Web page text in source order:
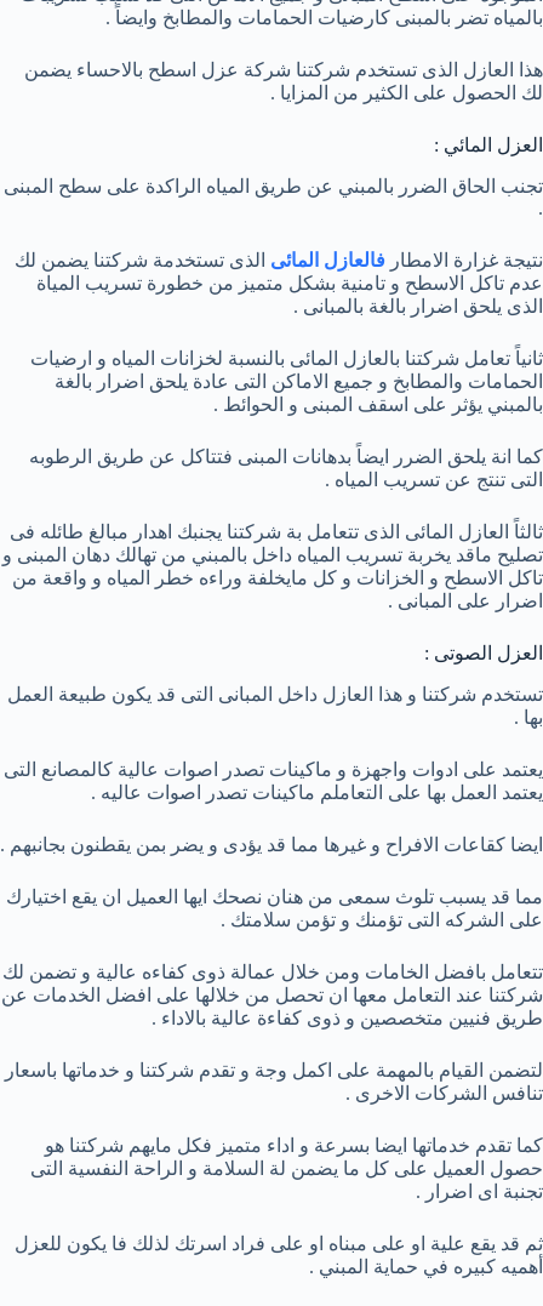
بالمياه تضر بالمبنى كارضيات الحمامات والمطابخ وايضاً .
هذا العازل الذى تستخدم شركتنا شركة عزل اسطح بالاحساء يضمن
لك الحصول على الكثير من المزايا .
العزل المائي :
تجنب الحاق الضرر بالمبني عن طريق المياه الراكدة على سطح المبنى
.
نتيجة غزارة الامطار فالعازل المائى الذى تستخدمة شركتنا يضمن لك
عدم تاكل الاسطح و تامنية بشكل متميز من خطورة تسريب المياة
الذى يلحق اضرار بالغة بالمبانى .
ثانياً تعامل شركتنا بالعازل المائى بالنسبة لخزانات المياه و ارضيات
الحمامات والمطابخ و جميع الاماكن التى عادة يلحق اضرار بالغة
بالمبني يؤثر على اسقف المبنى و الحوائط .
كما انة يلحق الضرر ايضاً بدهانات المبنى فتتاكل عن طريق الرطوبه
التى تنتج عن تسريب المياه .
ثالثاً العازل المائى الذى تتعامل بة شركتنا يجنبك اهدار مبالغ طائله فى
تصليح ماقد يخربة تسريب المياه داخل بالمبني من تهالك دهان المبنى و
تاكل الاسطح و الخزانات و كل مايخلفة وراءه خطر المياه و واقعة من
اضرار على المبانى .
العزل الصوتى :
تستخدم شركتنا و هذا العازل داخل المبانى التى قد يكون طبيعة العمل
بها .
يعتمد على ادوات واجهزة و ماكينات تصدر اصوات عالية كالمصانع التى
يعتمد العمل بها على التعاملم ماكينات تصدر اصوات عاليه .
ايضا كقاعات الافراح و غيرها مما قد يؤدى و يضر بمن يقطنون بجانبهم .
مما قد يسبب تلوث سمعى من هنان نصحك ايها العميل ان يقع اختيارك
على الشركه التى تؤمنك و تؤمن سلامتك .
تتعامل بافضل الخامات ومن خلال عمالة ذوى كفاءه عالية و تضمن لك
شركتنا عند التعامل معها ان تحصل من خلالها على افضل الخدمات عن
طريق فنيين متخصصين و ذوى كفاءة عالية بالاداء .
لتضمن القيام بالمهمة على اكمل وجة و تقدم شركتنا و خدماتها باسعار
تنافس الشركات الاخرى .
كما تقدم خدماتها ايضا بسرعة و اداء متميز فكل مايهم شركتنا هو
حصول العميل على كل ما يضمن لة السلامة و الراحة النفسية التى
تجنبة اى اضرار .
ثم قد يقع علية او على مبناه او على فراد اسرتك لذلك فا يكون للعزل
أهميه كبيره في حماية المبني .